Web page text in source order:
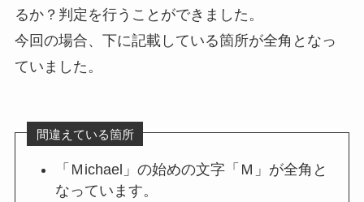
るか？判定を行うことができました。
今回の場合、下に記載している箇所が全角となっ
ていました。
間違えている箇所
「Ｍichael」の始めの文字「Ｍ」が全角と
なっています。